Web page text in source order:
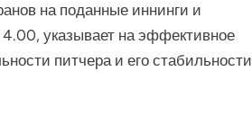
на поданные иннинги и
указывает на эффективное
питчера и его стабильности